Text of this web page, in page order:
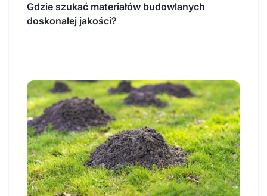
Gdzie szukać materiałów budowlanych
doskonałej jakości?